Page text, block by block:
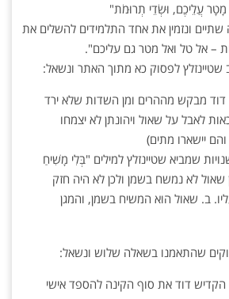
עֲלֵיכֶם, וּשְׂדֵי תְרוּמֹת"
ונזמין את אחד התלמידים להשלים את
– אל טל ואל מטר גם עליכם".
שטיינזלץ לפסוק כא מתוך האתר ונשאל:
מבקש מההרים ומן השדות שלא ירד
לאבל על שאול ויהונתן לא יצמחו
יישארו מתים)
שמביא שטיינזלץ למילים "בְּלִי מָשִׁיחַ
שאול לא נמשח בשמן ולכן לא היה חזק
ב. שאול הוא המשיח בשמן, והמגן
שהתאמנו בשאלה שלוש ונשאל:
דוד את סוף הקינה להספד אישי